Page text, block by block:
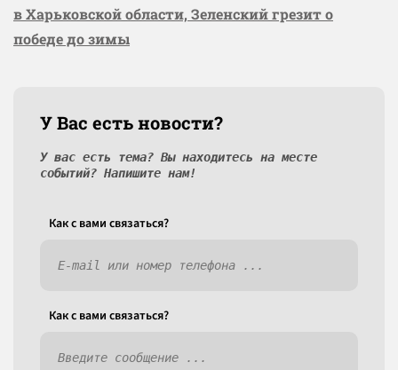
в Харьковской области, Зеленский грезит о
победе до зимы
У Вас есть новости?
У вас есть тема? Вы находитесь на месте
событий? Напишите нам!
Как c вами связаться?
Как c вами связаться?